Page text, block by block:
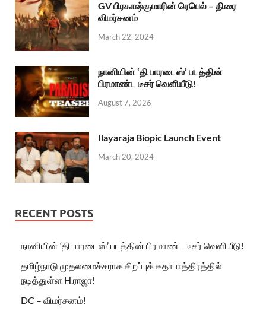
GV பிரகாஷ்குமாரின் ரெபெல் – திரை
விமர்சனம்
March 22, 2024
நானியின் ‘தி பாரடைஸ்’ படத்தின்
பிரமாண்ட டீசர் வெளியீடு!
August 7, 2026
Ilayaraja Biopic Launch Event
March 20, 2024
RECENT POSTS
நானியின் ‘தி பாரடைஸ்’ படத்தின் பிரமாண்ட டீசர் வெளியீடு!
தமிழ்நாடு முதலமைச்சராக சிறப்புக் கதாபாத்திரத்தில்
நடித்துள்ள H.ராஜா!
DC – விமர்சனம்!